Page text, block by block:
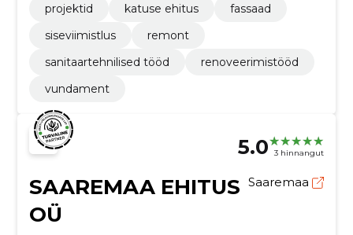
projektid
katuse ehitus
fassaad
siseviimistlus
remont
sanitaartehnilised tööd
renoveerimistööd
vundament
5.0 3 hinnangut
SAAREMAA EHITUS
OÜ
Saaremaa